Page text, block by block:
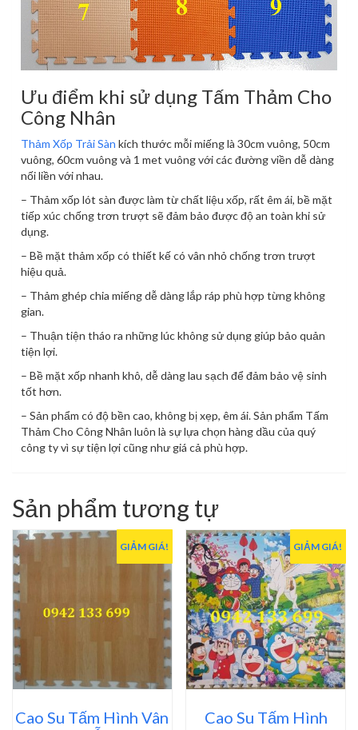
Ưu điểm khi sử dụng Tấm Thảm Cho
Công Nhân
Thảm Xốp Trải Sàn kích thước mỗi miếng là 30cm vuông, 50cm
vuông, 60cm vuông và 1 met vuông với các đường viền dễ dàng
nối liền với nhau.
– Thảm xốp lót sàn được làm từ chất liệu xốp, rất êm ái, bề mặt
tiếp xúc chống trơn trượt sẽ đảm bảo được độ an toàn khi sử
dụng.
– Bề mặt thảm xốp có thiết kế có vân nhỏ chống trơn trượt
hiệu quả.
– Thảm ghép chia miếng dễ dàng lắp ráp phù hợp từng không
gian.
– Thuận tiện tháo ra những lúc không sử dụng giúp bảo quản
tiện lợi.
– Bề mặt xốp nhanh khô, dễ dàng lau sạch để đảm bảo vệ sinh
tốt hơn.
– Sản phẩm có độ bền cao, không bị xẹp, êm ái. Sản phẩm Tấm
Thảm Cho Công Nhân luôn là sự lựa chọn hàng dầu của quý
công ty vì sự tiện lợi cũng như giá cả phù hợp.
Sản phẩm tương tự
GIẢM GIÁ!
Cao Su Tấm Hình Vân
GIẢM GIÁ!
Cao Su Tấm Hình